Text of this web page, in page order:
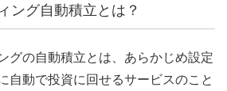
ング自動積立とは？
グの自動積立とは、あらかじめ設定
自動で投資に回せるサービスのこと